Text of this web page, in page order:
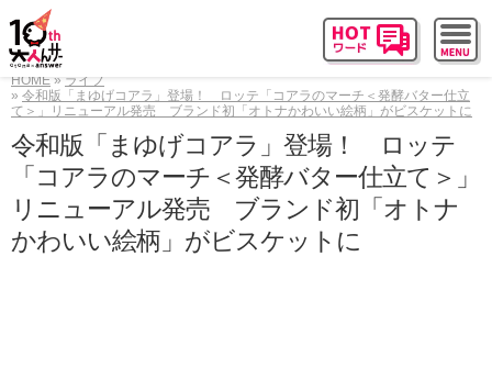
HOME
ライフ
令和版「まゆげコアラ」登場！ ロッテ「コアラのマーチ＜発酵バター仕立
て＞」リニューアル発売 ブランド初「オトナかわいい絵柄」がビスケットに
令和版「まゆげコアラ」登場！ ロッテ
「コアラのマーチ＜発酵バター仕立て＞」
リニューアル発売 ブランド初「オトナ
かわいい絵柄」がビスケットに